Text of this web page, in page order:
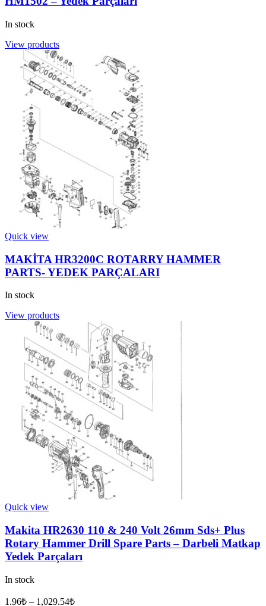
In stock
View products
Quick view
MAKİTA HR3200C ROTARRY HAMMER
PARTS- YEDEK PARÇALARI
In stock
View products
Quick view
Makita HR2630 110 & 240 Volt 26mm Sds+ Plus
Rotary Hammer Drill Spare Parts – Darbeli Matkap
Yedek Parçaları
In stock
1.96₺ – 1,029.54₺